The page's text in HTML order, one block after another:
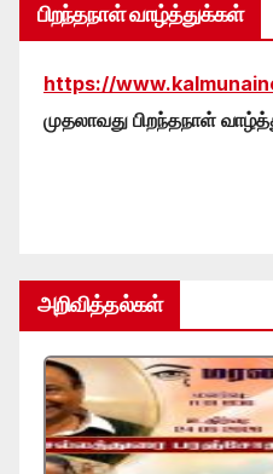
பிறந்தநாள் வாழ்த்துக்கள்
https://
முதலாவது பிறந்தநாள்
அறிவித்தல்கள்